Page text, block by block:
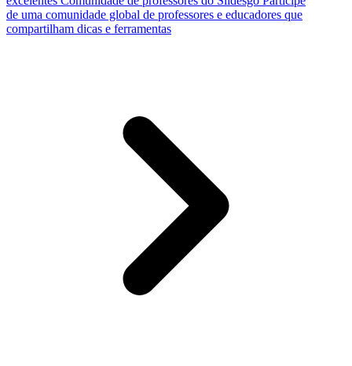
de uma comunidade global de professores e educadores que
compartilham dicas e ferramentas